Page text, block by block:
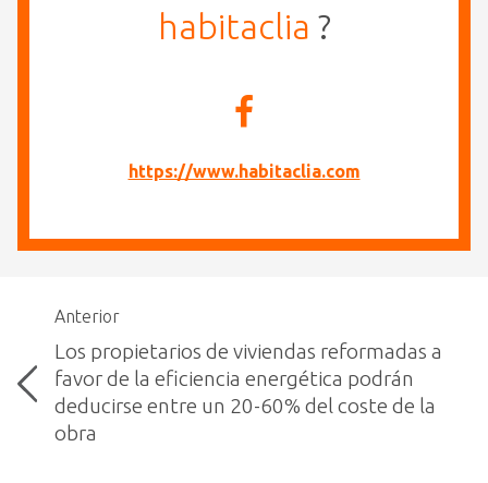
habitaclia ?
https://www.habitaclia.com
Anterior
Los propietarios de viviendas reformadas a
favor de la eficiencia energética podrán
deducirse entre un 20-60% del coste de la
obra